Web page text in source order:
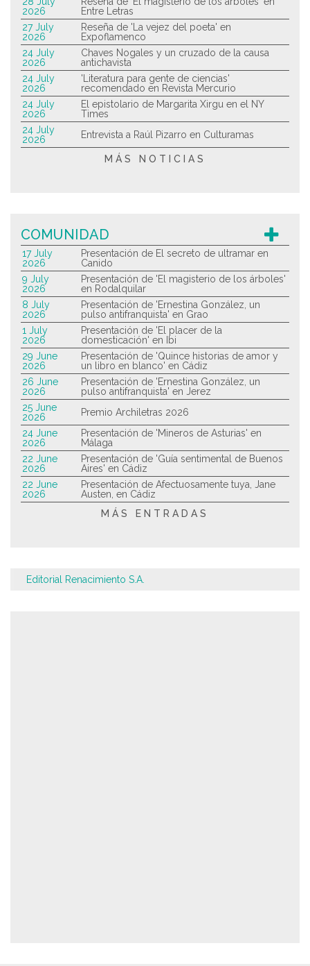
2026
Entre Letras
27 July
2026
Reseña de 'La vejez del poeta' en
Expoflamenco
24 July
2026
Chaves Nogales y un cruzado de la causa
antichavista
24 July
2026
'Literatura para gente de ciencias'
recomendado en Revista Mercurio
24 July
2026
El epistolario de Margarita Xirgu en el NY
Times
24 July
2026
Entrevista a Raúl Pizarro en Culturamas
MÁS NOTICIAS
COMUNIDAD
17 July
2026
Presentación de El secreto de ultramar en
Canido
9 July
2026
Presentación de 'El magisterio de los árboles'
en Rodalquilar
8 July
2026
Presentación de 'Ernestina González, un
pulso antifranquista' en Grao
1 July
2026
Presentación de 'El placer de la
domesticación' en Ibi
29 June
2026
Presentación de 'Quince historias de amor y
un libro en blanco' en Cádiz
26 June
2026
Presentación de 'Ernestina González, un
pulso antifranquista' en Jerez
25 June
2026
Premio Archiletras 2026
24 June
2026
Presentación de 'Mineros de Asturias' en
Málaga
22 June
2026
Presentación de 'Guía sentimental de Buenos
Aires' en Cádiz
22 June
2026
Presentación de Afectuosamente tuya, Jane
Austen, en Cádiz
MÁS ENTRADAS
Editorial Renacimiento S.A.